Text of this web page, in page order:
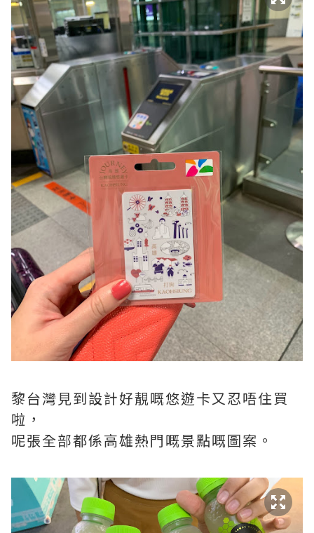
黎台灣見到設計好靚嘅悠遊卡又忍唔住買
啦，
呢張全部都係高雄熱門嘅景點嘅圖案。